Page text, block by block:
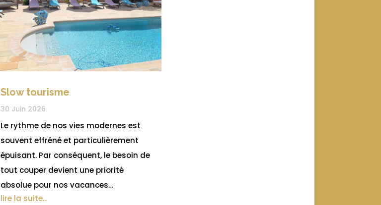
Slow tourisme
30 Juin 2026
Le rythme de nos vies modernes est
souvent effréné et particulièrement
épuisant. Par conséquent, le besoin de
tout couper devient une priorité
absolue pour nos vacances…
lire la suite…